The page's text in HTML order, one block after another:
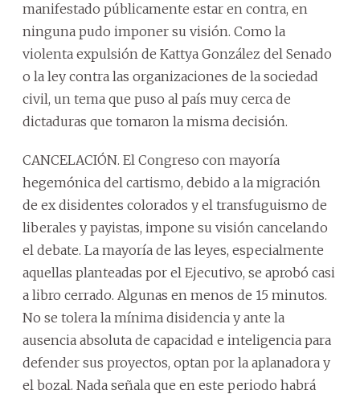
manifestado públicamente estar en contra, en
ninguna pudo imponer su visión. Como la
violenta expulsión de Kattya González del Senado
o la ley contra las organizaciones de la sociedad
civil, un tema que puso al país muy cerca de
dictaduras que tomaron la misma decisión.
CANCELACIÓN. El Congreso con mayoría
hegemónica del cartismo, debido a la migración
de ex disidentes colorados y el transfuguismo de
liberales y payistas, impone su visión cancelando
el debate. La mayoría de las leyes, especialmente
aquellas planteadas por el Ejecutivo, se aprobó casi
a libro cerrado. Algunas en menos de 15 minutos.
No se tolera la mínima disidencia y ante la
ausencia absoluta de capacidad e inteligencia para
defender sus proyectos, optan por la aplanadora y
el bozal. Nada señala que en este periodo habrá